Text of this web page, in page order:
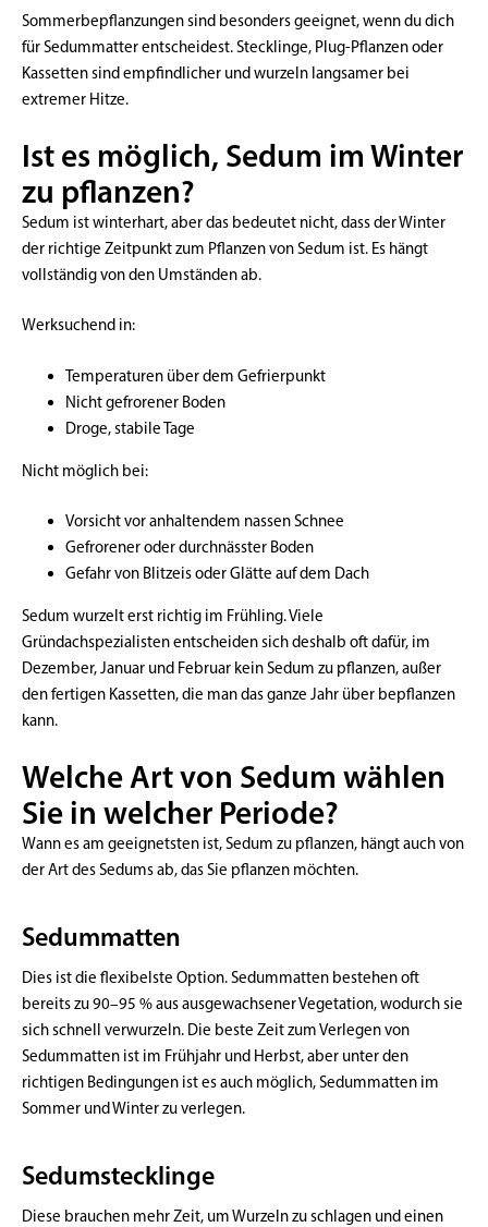
Sommerbepflanzungen sind besonders geeignet, wenn du dich
für Sedummatter entscheidest. Stecklinge, Plug-Pflanzen oder
Kassetten sind empfindlicher und wurzeln langsamer bei
extremer Hitze.
Ist es möglich, Sedum im Winter
zu pflanzen?
Sedum ist winterhart, aber das bedeutet nicht, dass der Winter
der richtige Zeitpunkt zum Pflanzen von Sedum ist. Es hängt
vollständig von den Umständen ab.
Werksuchend in:
Temperaturen über dem Gefrierpunkt
Nicht gefrorener Boden
Droge, stabile Tage
Nicht möglich bei:
Vorsicht vor anhaltendem nassen Schnee
Gefrorener oder durchnässter Boden
Gefahr von Blitzeis oder Glätte auf dem Dach
Sedum wurzelt erst richtig im Frühling. Viele
Gründachspezialisten entscheiden sich deshalb oft dafür, im
Dezember, Januar und Februar kein Sedum zu pflanzen, außer
den fertigen Kassetten, die man das ganze Jahr über bepflanzen
kann.
Welche Art von Sedum wählen
Sie in welcher Periode?
Wann es am geeignetsten ist, Sedum zu pflanzen, hängt auch von
der Art des Sedums ab, das Sie pflanzen möchten.
Sedummatten
Dies ist die flexibelste Option. Sedummatten bestehen oft
bereits zu 90–95 % aus ausgewachsener Vegetation, wodurch sie
sich schnell verwurzeln. Die beste Zeit zum Verlegen von
Sedummatten ist im Frühjahr und Herbst, aber unter den
richtigen Bedingungen ist es auch möglich, Sedummatten im
Sommer und Winter zu verlegen.
Sedumstecklinge
Diese brauchen mehr Zeit, um Wurzeln zu schlagen und einen